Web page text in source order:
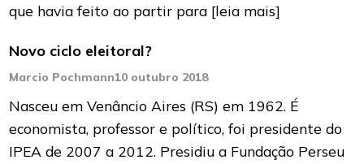
que havia feito ao partir para [leia mais]
Novo ciclo eleitoral?
Marcio Pochmann10 outubro 2018
Nasceu em Venâncio Aires (RS) em 1962. É
economista, professor e político, foi presidente do
IPEA de 2007 a 2012. Presidiu a Fundação Perseu